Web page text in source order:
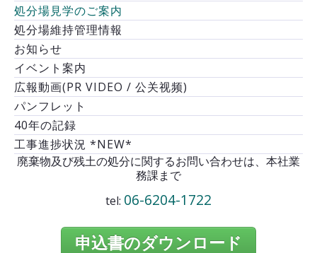
処分場見学のご案内
処分場維持管理情報
お知らせ
イベント案内
広報動画(PR VIDEO / 公关视频)
パンフレット
40年の記録
工事進捗状況 *NEW*
廃棄物及び残土の処分に関するお問い合わせは、本社業
務課まで
tel: 06-6204-1722
申込書のダウンロード